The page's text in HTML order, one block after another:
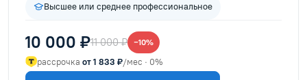
Высшее или среднее профессиональное
10 000 ₽11 000 ₽ −10%
рассрочка от 1 833 ₽/мес · 0%